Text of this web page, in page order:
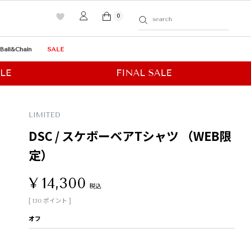
0
Ball&Chain SALE
LIMITED
DSC / スケボーベアTシャツ （WEB限
定）
¥ 14,300 税込
[ 130 ポイント ]
オフ